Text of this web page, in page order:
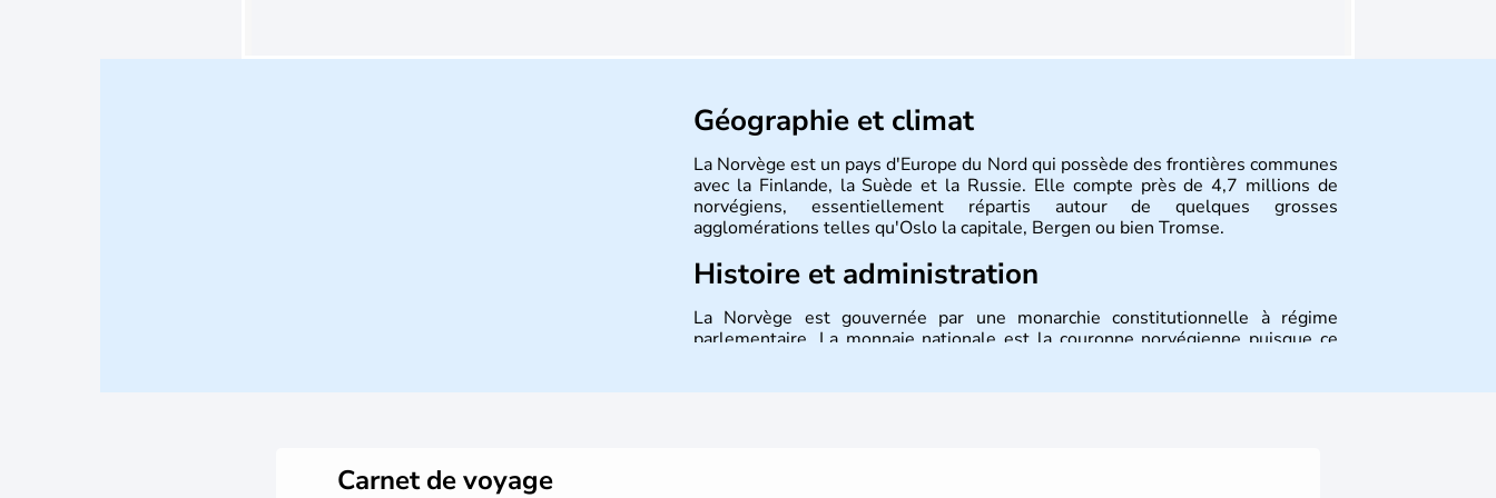
Géographie et climat
La Norvège est un pays d'Europe du Nord qui possède des frontières communes
avec la Finlande, la Suède et la Russie. Elle compte près de 4,7 millions de
norvégiens, essentiellement répartis autour de quelques grosses
agglomérations telles qu'Oslo la capitale, Bergen ou bien Tromse.
Histoire et administration
La Norvège est gouvernée par une monarchie constitutionnelle à régime
parlementaire. La monnaie nationale est la couronne norvégienne puisque ce
Carnet de voyage